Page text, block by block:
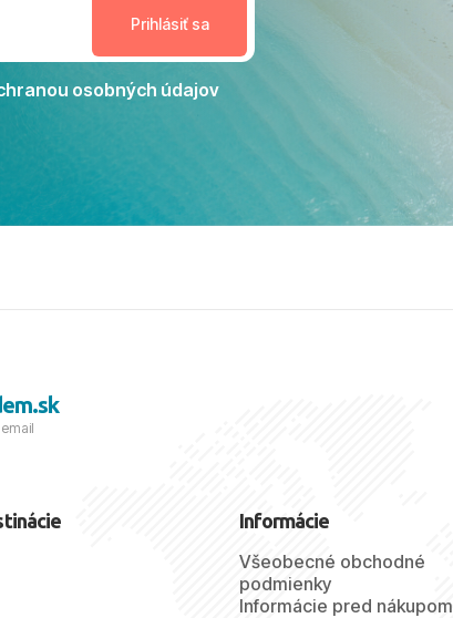
môžeme s čistým
každému, kto hľadá
dovolenku na vysokej
bolo zabezpečené na
s nami vyrazíte nabudúce!
skvelé spomienky. ​S
a prianím mnohých ďalších
osobných údajov
Informácie
Všeobecné obchodné
podmienky
Informácie pred nákupom